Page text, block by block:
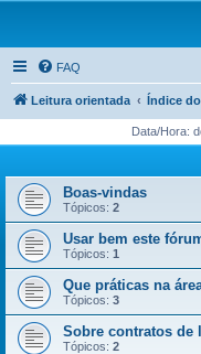
FAQ
Leitura orientada Índice
Data/Hora:
Boas-vindas
Tópicos: 2
Usar bem este
Tópicos: 1
Que práticas na
Tópicos: 3
Sobre contratos de
Tópicos: 2